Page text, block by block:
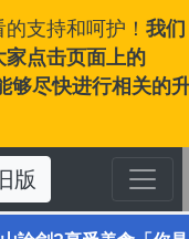
支持和呵护！ 我们
点击页面上的
够尽快进行相关的
旧版